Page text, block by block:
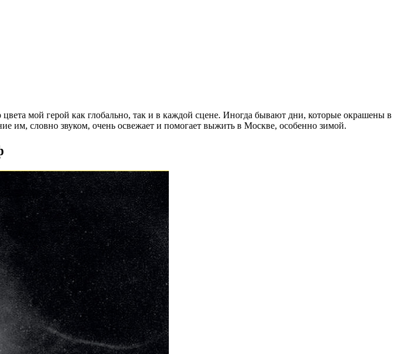
мой герой как глобально, так и в каждой сцене. Иногда бывают дни, которые окрашены в
им, словно звуком, очень освежает и помогает выжить в Москве, особенно зимой.